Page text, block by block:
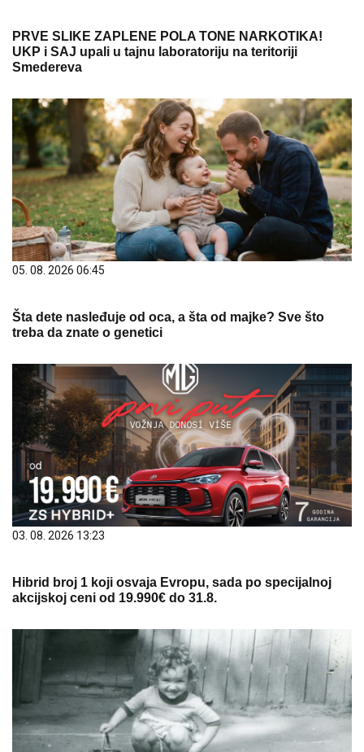
PRVE SLIKE ZAPLENE POLA TONE NARKOTIKA!
UKP i SAJ upali u tajnu laboratoriju na teritoriji
Smedereva
05. 08. 2026 06:45
Šta dete nasleđuje od oca, a šta od majke? Sve što
treba da znate o genetici
03. 08. 2026 13:23
Hibrid broj 1 koji osvaja Evropu, sada po specijalnoj
akcijskoj ceni od 19.990€ do 31.8.